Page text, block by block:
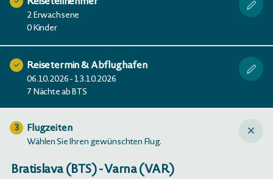
2 Erwachsene
0 Kinder
Reisetermin & Abflughafen
06.10.2026 - 13.10.2026
7 Nächte ab BTS
3 Flugzeiten
Wählen Sie Ihren gewünschten Flug.
Bratislava (BTS) - Varna (VAR)